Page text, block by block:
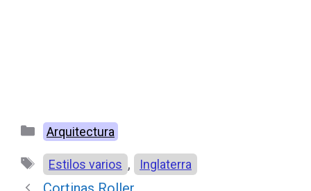
Categorías
Arquitectura
Etiquetas
Estilos varios , Inglaterra